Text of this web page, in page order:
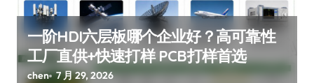
一阶HDI六层板哪个企业好？高可靠性
工厂直供+快速打样 PCB打样首选
chen 7 月 29, 2026